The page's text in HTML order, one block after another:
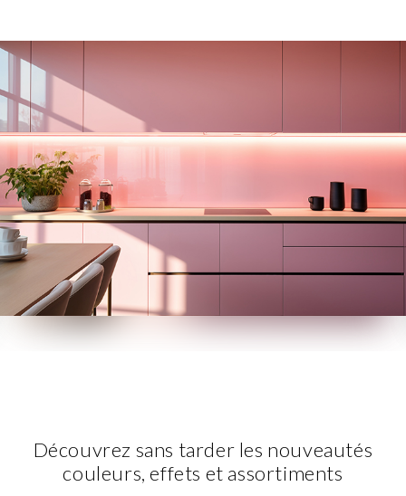
Découvrez sans tarder les nouveautés
couleurs, effets et assortiments